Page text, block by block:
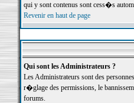
qui y sont contenus sont cess�s
Revenir en haut de page
Qui sont les Administrateurs ?
Les Administrateurs sont des
r�glage des permissions, le
forums.